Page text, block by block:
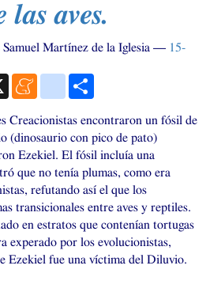
las aves.
Martínez de la Iglesia
15-
X Meneameblogger_post
Creacionistas encontraron un fósil de
(dinosaurio con pico de pato)
Ezekiel. El fósil incluía una
que no tenía plumas, como era
refutando así el que los
transicionales entre aves y reptiles.
en estratos que contenían tortugas
experado por los evolucionistas,
Ezekiel fue una víctima del Diluvio.